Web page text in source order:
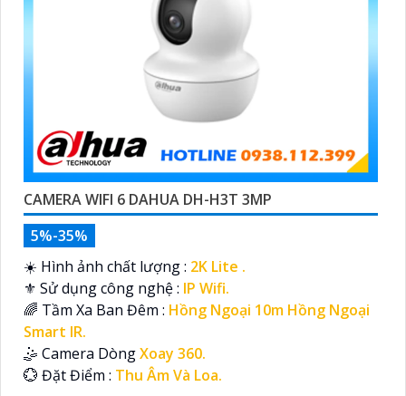
CAMERA WIFI 6 DAHUA DH-H3T 3MP
5%-35%
☀️ Hình ảnh chất lượng : 2K Lite .
⚜️ Sử dụng công nghệ : IP Wifi.
🌈 Tầm Xa Ban Đêm : Hồng Ngoại 10m Hồng Ngoại
Smart IR.
🤹 Camera DòngXoay 360.
️💮 Đặt Điểm : Thu Âm Và Loa.